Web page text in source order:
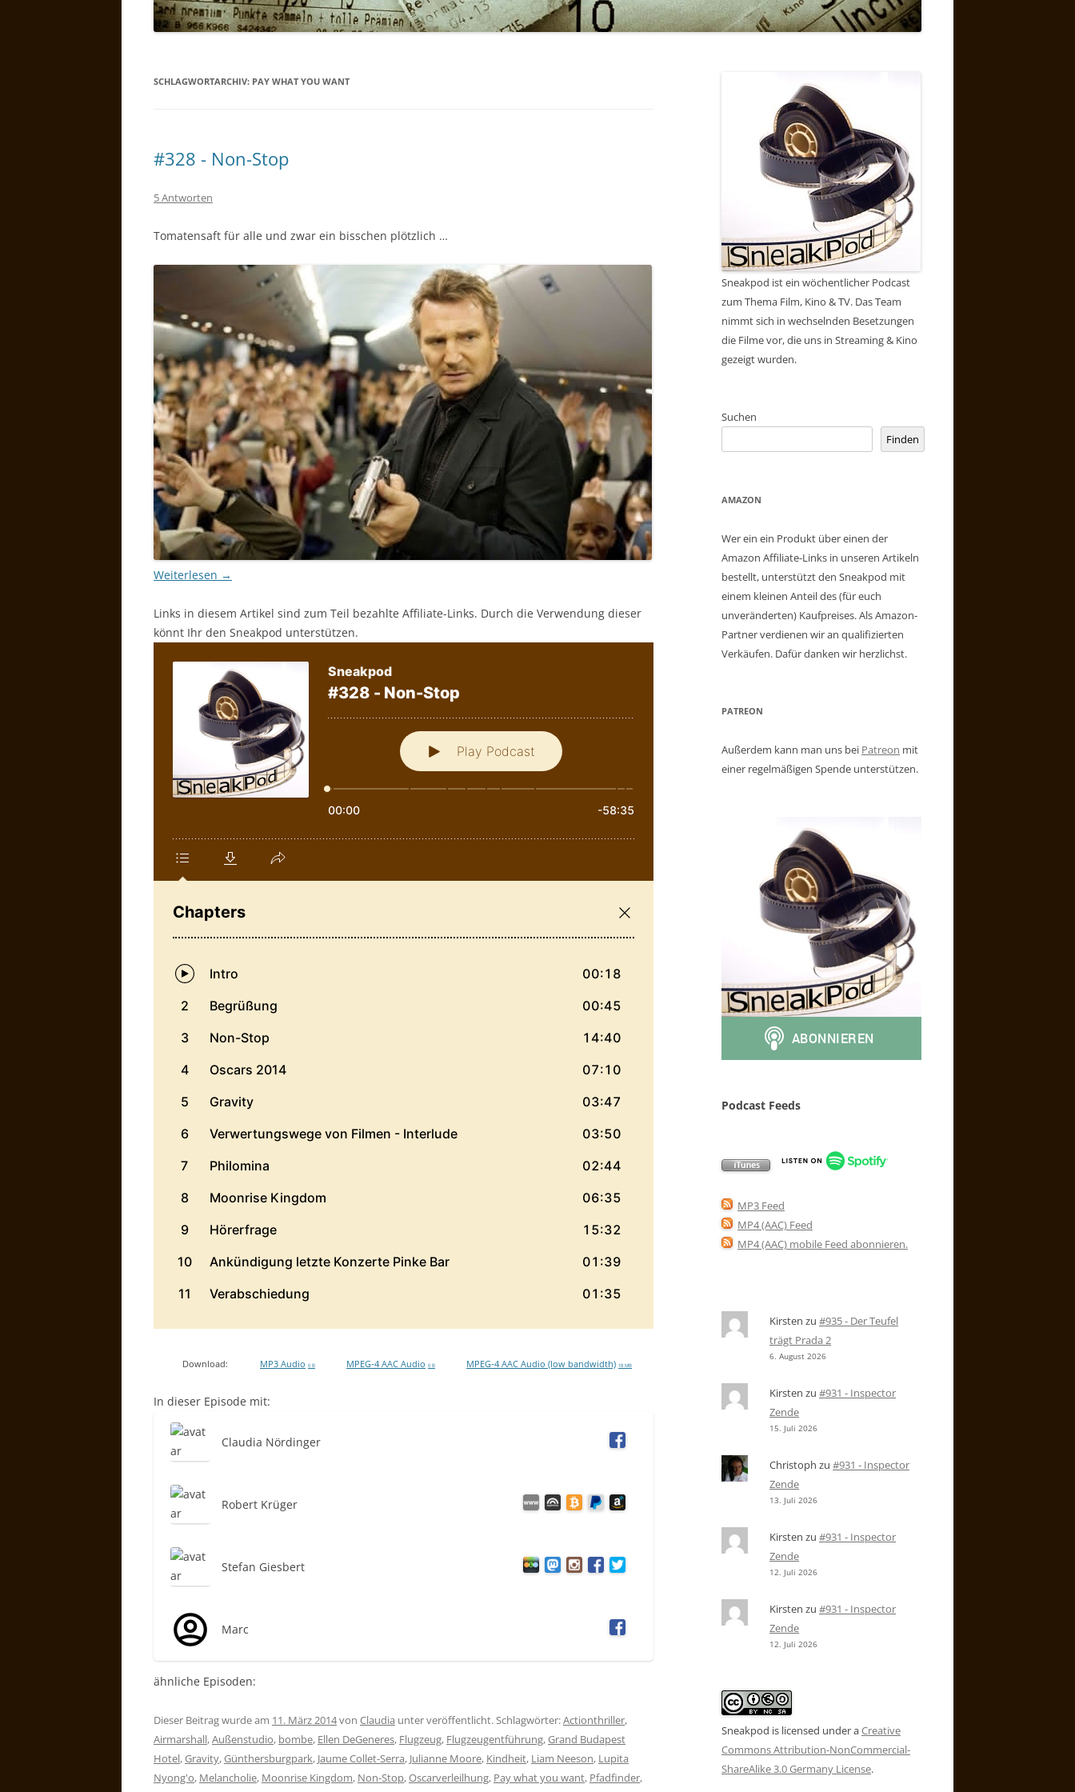
SCHLAGWORTARCHIV: PAY WHAT YOU WANT
#328 - Non-Stop
5 Antworten
Tomatensaft für alle und zwar ein bisschen plötzlich …
Weiterlesen →
Links in diesem Artikel sind zum Teil bezahlte Affiliate-Links. Durch die Verwendung dieser
könnt Ihr den Sneakpod unterstützen.
Download: MP3 Audio 0 B MPEG-4 AAC Audio 0 B MPEG-4 AAC Audio (low bandwidth) 18 MB
In dieser Episode mit:
Claudia Nördinger
Robert Krüger
Stefan Giesbert
Marc
ähnliche Episoden:
Dieser Beitrag wurde am 11. März 2014von Claudia unter veröffentlicht. Schlagwörter:Actionthriller,
Airmarshall,Außenstudio, bombe, Ellen DeGeneres, Flugzeug, Flugzeugentführung,Grand Budapest
Hotel,Gravity,Günthersburgpark, Jaume Collet-Serra, Julianne Moore, Kindheit, Liam Neeson, Lupita
Nyong'o, Melancholie, Moonrise Kingdom, Non-Stop,Oscarverleilhung, Pay what you want, Pfadfinder,
Sneakpod ist ein wöchentlicher Podcast
zum Thema Film, Kino & TV. Das Team
nimmt sich in wechselnden Besetzungen
die Filme vor, die uns in Streaming & Kino
gezeigt wurden.
Suchen
Finden
AMAZON
Wer ein ein Produkt über einen der
Amazon Affiliate-Links in unseren Artikeln
bestellt, unterstützt den Sneakpod mit
einem kleinen Anteil des (für euch
unveränderten) Kaufpreises. Als Amazon-
Partner verdienen wir an qualifizierten
Verkäufen. Dafür danken wir herzlichst.
PATREON
Außerdem kann man uns bei Patreon mit
einer regelmäßigen Spende unterstützen.
Podcast Feeds
MP3 Feed
MP4 (AAC) Feed
MP4 (AAC) mobile Feed abonnieren.
Kirsten zu #935 - Der Teufel
trägt Prada 2
6. August 2026
Kirsten zu #931 - Inspector
Zende
15. Juli 2026
Christoph zu #931 - Inspector
Zende
13. Juli 2026
Kirsten zu #931 - Inspector
Zende
12. Juli 2026
Kirsten zu #931 - Inspector
Zende
12. Juli 2026
Sneakpod is licensed under aCreative
Commons Attribution-NonCommercial-
ShareAlike 3.0 Germany License.